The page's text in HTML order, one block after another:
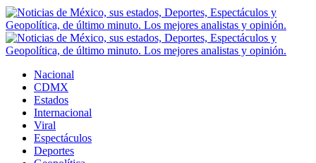
Nacional
CDMX
Estados
Internacional
Viral
Espectáculos
Deportes